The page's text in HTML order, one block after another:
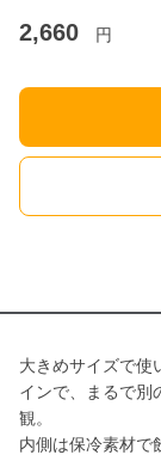
2,660 円
大きめサイズで使
インで、まるで別
観。
内側は保冷素材で